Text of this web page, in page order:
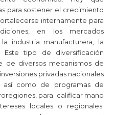
para sostener el crecimiento
internamente para
en los mercados
industria manufacturera, la
Este tipo de diversificación
de diversos mecanismos de
privadas nacionales
como de programas de
para calificar mano
locales o regionales.